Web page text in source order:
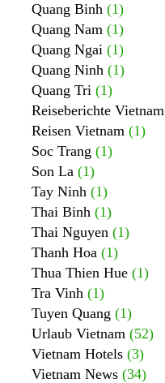
Quang Binh (1)
Quang Nam (1)
Quang Ngai (1)
Quang Ninh (1)
Quang Tri (1)
Reiseberichte Vietnam
Reisen Vietnam (1)
Soc Trang (1)
Son La (1)
Tay Ninh (1)
Thai Binh (1)
Thai Nguyen (1)
Thanh Hoa (1)
Thua Thien Hue (1)
Tra Vinh (1)
Tuyen Quang (1)
Urlaub Vietnam (52)
Vietnam Hotels (3)
Vietnam News (34)